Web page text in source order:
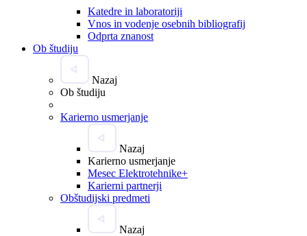
Katedre in laboratoriji
Vnos in vodenje osebnih bibliografij
Odprta znanost
Ob študiju
Nazaj
Ob študiju
Karierno usmerjanje
Nazaj
Karierno usmerjanje
Mesec Elektrotehnike+
Karierni partnerji
Obštudijski predmeti
Nazaj